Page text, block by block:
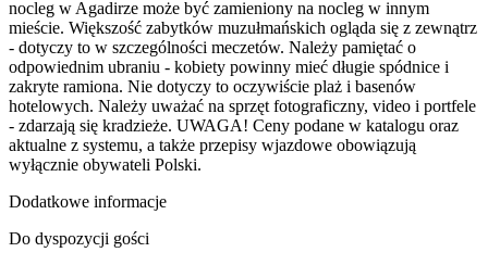
nocleg w Agadirze może być zamieniony na nocleg w innym
mieście. Większość zabytków muzułmańskich ogląda się z zewnątrz
- dotyczy to w szczególności meczetów. Należy pamiętać o
odpowiednim ubraniu - kobiety powinny mieć długie spódnice i
zakryte ramiona. Nie dotyczy to oczywiście plaż i basenów
hotelowych. Należy uważać na sprzęt fotograficzny, video i portfele
- zdarzają się kradzieże. UWAGA! Ceny podane w katalogu oraz
aktualne z systemu, a także przepisy wjazdowe obowiązują
wyłącznie obywateli Polski.
Dodatkowe informacje
Do dyspozycji gości